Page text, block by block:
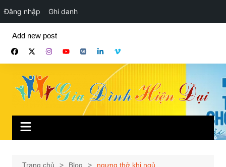
Đăng nhập Ghi danh
phần
Add new post
Trang chủ Blog ngưng thở khi ngủ